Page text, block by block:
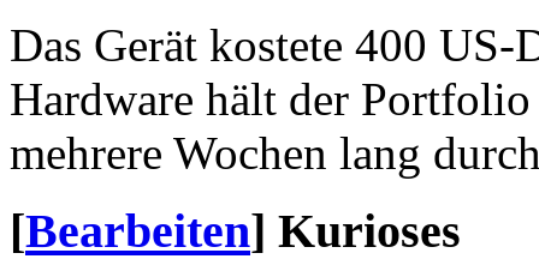
Das Gerät kostete 400 US-
Hardware hält der
mehrere Wochen lang
[Bearbeiten] Kurioses